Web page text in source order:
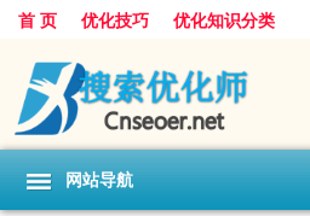
首 页 优化技巧 优化知识分类
网站导航